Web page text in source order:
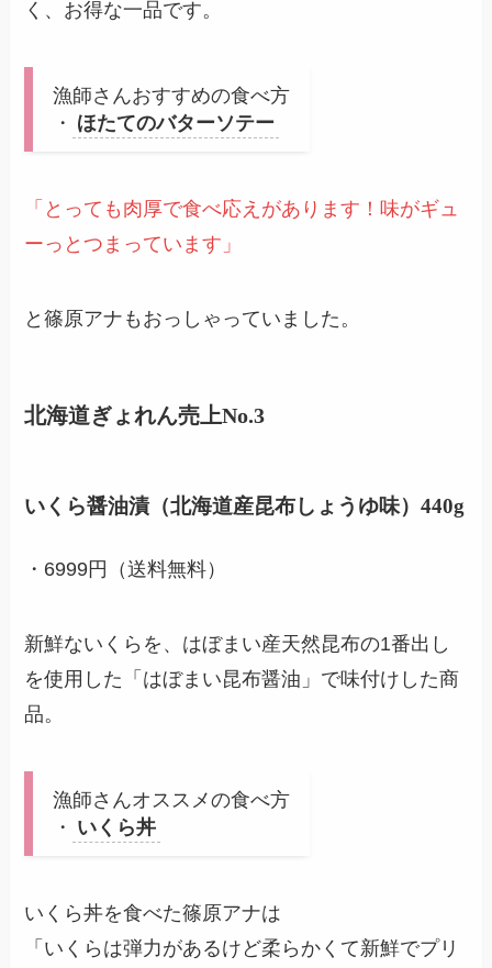
く、お得な一品です。
漁師さんおすすめの食べ方
・ ほたてのバターソテー
「とっても肉厚で食べ応えがあります！味がギュ
ーっとつまっています」
と篠原アナもおっしゃっていました。
北海道ぎょれん売上No.3
いくら醤油漬（北海道産昆布しょうゆ味）440g
・6999円（送料無料）
新鮮ないくらを、はぼまい産天然昆布の1番出し
を使用した「はぼまい昆布醤油」で味付けした商
品。
漁師さんオススメの食べ方
・ いくら丼
いくら丼を食べた篠原アナは
「いくらは弾力があるけど柔らかくて新鮮でプリ